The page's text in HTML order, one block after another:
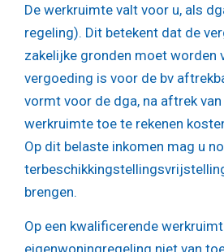
De werkruimte valt voor u, als
regeling). Dit betekent dat de
zakelijke gronden moet worden
vergoeding is voor de bv
vormt voor de dga, na aftrek van
werkruimte toe te rekenen
Op dit belaste inkomen mag u
brengen.
Op een kwalificerende
eigenwoningregeling niet van